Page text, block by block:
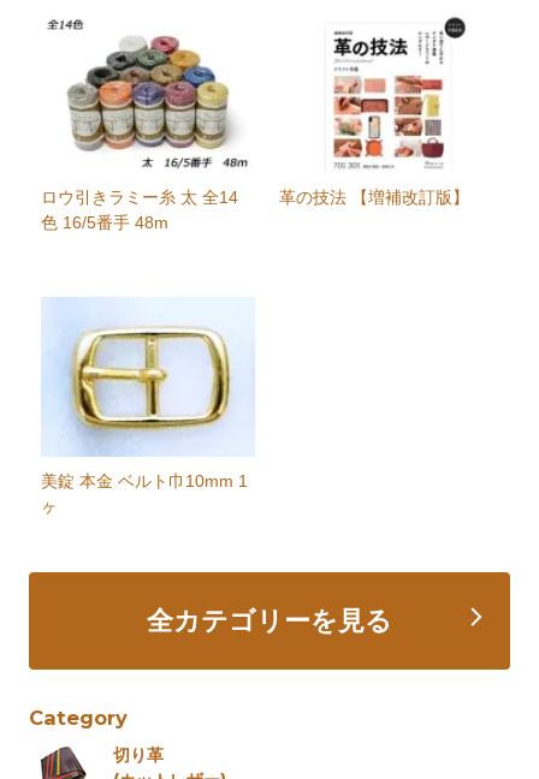
ロウ引きラミー糸 太 全14
色 16/5番手 48m
革の技法 【増補改訂版】
美錠 本金 ベルト巾10mm 1
ヶ
全カテゴリーを見る
Category
切り革